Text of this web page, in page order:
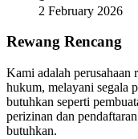
2 February 2026
Rewang Rencang
Kami adalah
hukum, melayani segala
butuhkan seperti
perizinan dan
butuhkan.